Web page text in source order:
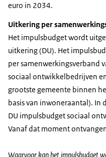
euro in 2034.
Uitkering per
Het impulsbudget wordt
uitkering (DU). Het
per samenwerkingsverband
sociaal ontwikkelbedrijven
grootste gemeente binnen
basis van inwoneraantal). In
DU impulsbudget sociaal
Vanaf dat moment
Waarvoor kan het impulsbudget